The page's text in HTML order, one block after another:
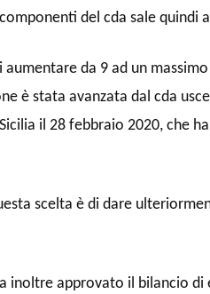
del cda sale quindi
aumentare da 9 ad un
è stata avanzata dal cda
il 28 febbraio 2020, che
scelta è di dare
inoltre approvato il bilancio